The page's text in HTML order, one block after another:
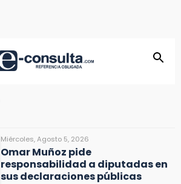
Miércoles, Agosto 5, 2026
Omar Muñoz pide
responsabilidad a diputadas en
sus declaraciones públicas